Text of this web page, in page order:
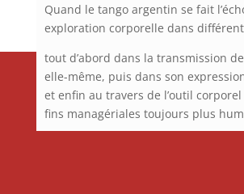
Quand le tango argentin se fait
exploration corporelle dans
tout d’abord dans la transmission
elle-même, puis dans son
et enfin au travers de l’outil
fins managériales toujours plus